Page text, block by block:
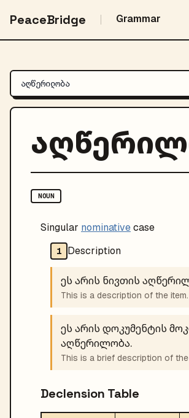
PeaceBridge Grammar
NOUN
Singular nominativecase
1 Description
ეს არის ნივთის
This is a description of the item.
ეს არის დოკუმენტის
აღწერილობა.
This is a brief description of
Declension Table